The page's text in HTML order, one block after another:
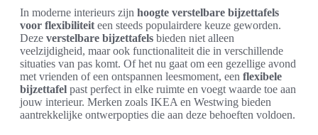
In moderne interieurs zijn hoogte verstelbare bijzettafels
voor flexibiliteit een steeds populairdere keuze geworden.
Deze verstelbare bijzettafels bieden niet alleen
veelzijdigheid, maar ook functionaliteit die in verschillende
situaties van pas komt. Of het nu gaat om een gezellige avond
met vrienden of een ontspannen leesmoment, een flexibele
bijzettafel past perfect in elke ruimte en voegt waarde toe aan
jouw interieur. Merken zoals IKEA en Westwing bieden
aantrekkelijke ontwerpopties die aan deze behoeften voldoen.